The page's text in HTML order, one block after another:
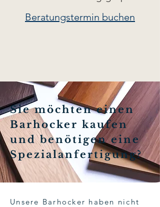
Beratungstermin buchen
Sie möchten einen
Barhocker kaufen
und benötigen eine
Spezialanfertigung?
Unsere Barhocker haben nicht